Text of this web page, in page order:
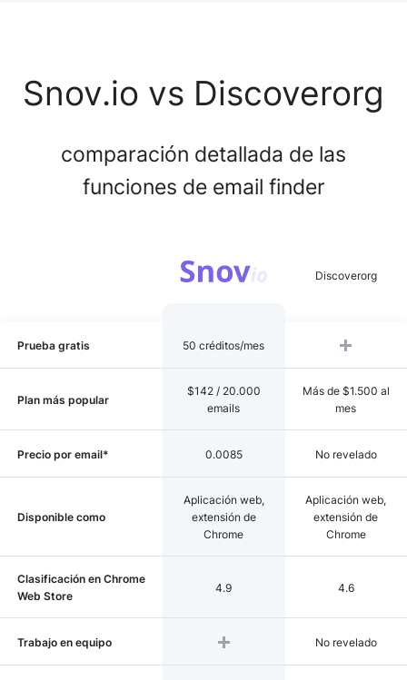
Snov.io vs Discoverorg
comparación detallada de las
funciones de email finder
Prueba gratis 50 créditos/mes
Plan más popular
$142 / 20.000
emails
Más de $1.500 al
mes
Precio por email* 0.0085 No revelado
Disponible como
Aplicación web,
extensión de
Chrome
Aplicación web,
extensión de
Chrome
Clasificación en Chrome
Web Store
4.9 4.6
Trabajo en equipo No revelado